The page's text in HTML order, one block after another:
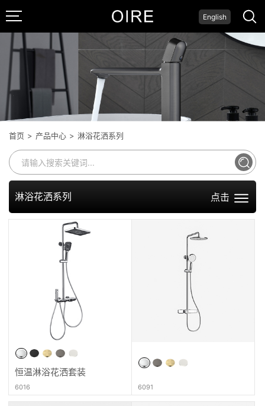
面盆龙头
系列
English
首页 > 产品中心 > 淋浴花洒系列
淋浴花洒系列 点击
恒温淋浴花洒套装
6016 6091